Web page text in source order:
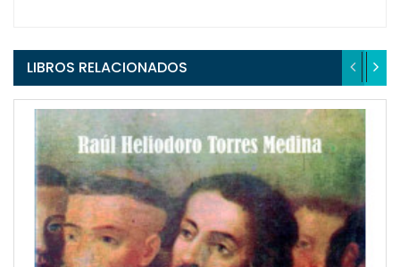
LIBROS RELACIONADOS